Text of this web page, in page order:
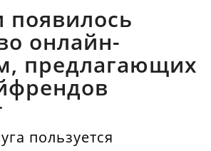
онлайн-
предлагающих
пользуется